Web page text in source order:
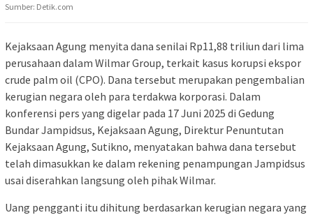
Sumber: Detik.com
Kejaksaan Agung menyita dana senilai Rp11,88 triliun dari lima
perusahaan dalam Wilmar Group, terkait kasus korupsi ekspor
crude palm oil (CPO). Dana tersebut merupakan pengembalian
kerugian negara oleh para terdakwa korporasi. Dalam
konferensi pers yang digelar pada 17 Juni 2025 di Gedung
Bundar Jampidsus, Kejaksaan Agung, Direktur Penuntutan
Kejaksaan Agung, Sutikno, menyatakan bahwa dana tersebut
telah dimasukkan ke dalam rekening penampungan Jampidsus
usai diserahkan langsung oleh pihak Wilmar.
Uang pengganti itu dihitung berdasarkan kerugian negara yang